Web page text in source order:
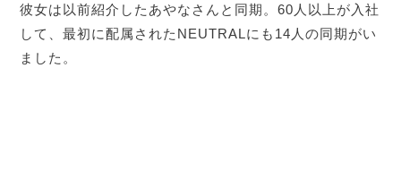
彼女は以前紹介したあやなさんと同期。60人以上が入社
して、最初に配属されたNEUTRALにも14人の同期がい
ました。